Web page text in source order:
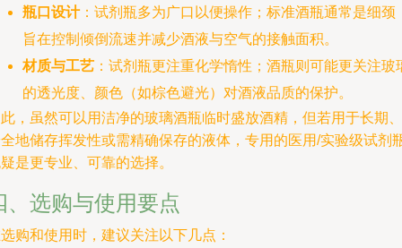
瓶口设计：试剂瓶多为广口以便操作；标准酒瓶通常是细颈
旨在控制倾倒流速并减少酒液与空气的接触面积。
材质与工艺 ：试剂瓶更注重化学惰性；酒瓶则可能更关注玻
的透光度、颜色（如棕色避光）对酒液品质的保护。
，虽然可以用洁净的玻璃酒瓶临时盛放酒精，但若用于长期、
地储存挥发性或需精确保存的液体，专用的医用/实验级试剂
是更专业、可靠的选择。
、选购与使用要点
购和使用时，建议关注以下几点：